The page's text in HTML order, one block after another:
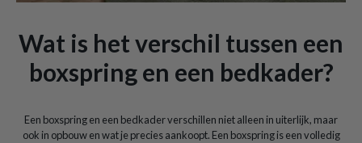
Wat is het verschil tussen een
boxspring en een bedkader?
Een boxspring en een bedkader verschillen niet alleen in uiterlijk, maar
ook in opbouw en wat je precies aankoopt. Een boxspring is een volledig